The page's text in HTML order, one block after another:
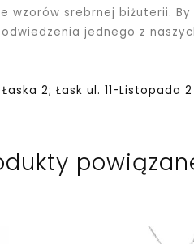
wzorów srebrnej biżuterii. By
jednego z
2; Łask ul. 11-Listopada 2